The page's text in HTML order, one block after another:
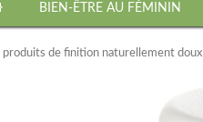
BIEN-ÊTRE AU FÉMININ
produits de finition naturellement doux